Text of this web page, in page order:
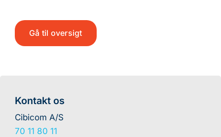
Gå til oversigt
Kontakt os
Cibicom A/S
70 11 80 11